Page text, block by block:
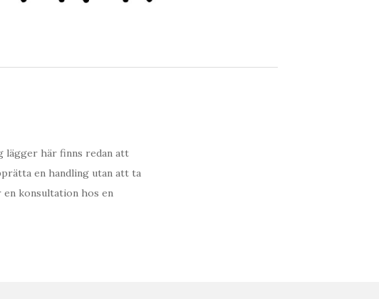
lägger här finns redan att
en handling utan att ta
en konsultation hos en